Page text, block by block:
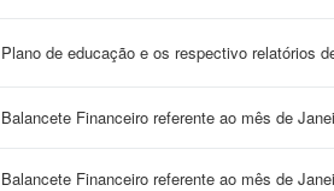
Plano de educação e os respectivo relatórios
Balancete Financeiro referente ao mês de
Balancete Financeiro referente ao mês de